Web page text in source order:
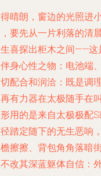
晴朗，窗边的光照进
要先从一片利落的清
喜探出柜木之间——这
身心性之物：电池端
配合和润洽：既是调
有力器在太极随手在
用的是来自太极极配
踏定随下的无生恶响
擦擦、背包角角落暗
改其深蓝躯体自信：